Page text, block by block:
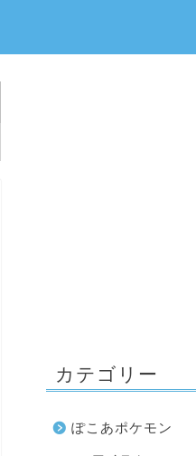
カテゴリー
ぽこあポケモン